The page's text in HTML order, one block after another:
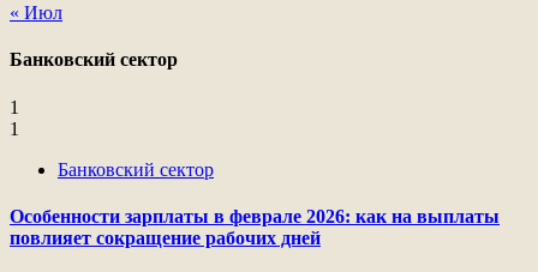
« Июл
Банковский сектор
1
1
Банковский сектор
Особенности зарплаты в феврале 2026: как на выплаты
повлияет сокращение рабочих дней